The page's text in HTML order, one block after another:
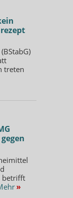
treten
betrifft
»